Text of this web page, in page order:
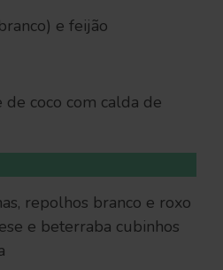
e feijão
de coco com calda de
repolhos branco e roxo
e beterraba cubinhos